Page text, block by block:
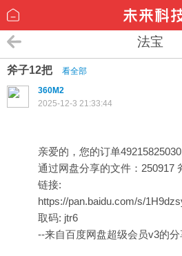
法宝
斧子12把
看全部
360M2
2025-12-3 21:33:44
亲爱的，您的订单
通过网盘分享的文件：250917
链接:
https://pan.baidu.com/s/
取码: jtr6
--来自百度网盘超级会员v3的分